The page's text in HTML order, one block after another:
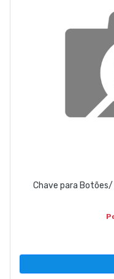
Chave para